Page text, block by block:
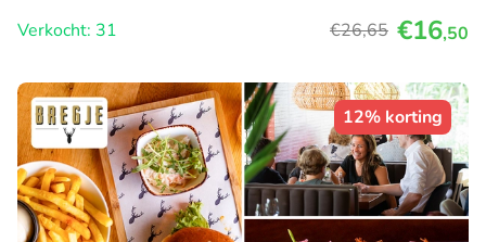
Verkocht: 31
€26,65 €16,50
12% korting